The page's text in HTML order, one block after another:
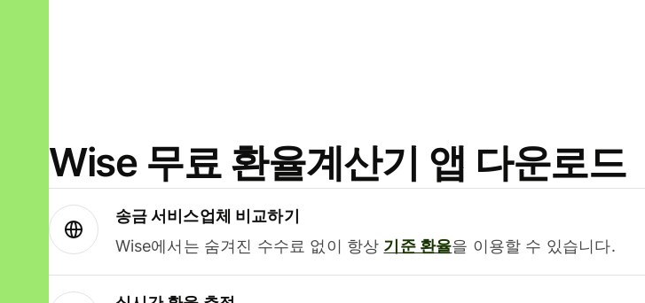
Wise 무료 환율계산기 앱 다운로드
송금 서비스업체 비교하기
Wise에서는 숨겨진 수수료 없이 항상 기준 환율을 이용할 수 있습니다.